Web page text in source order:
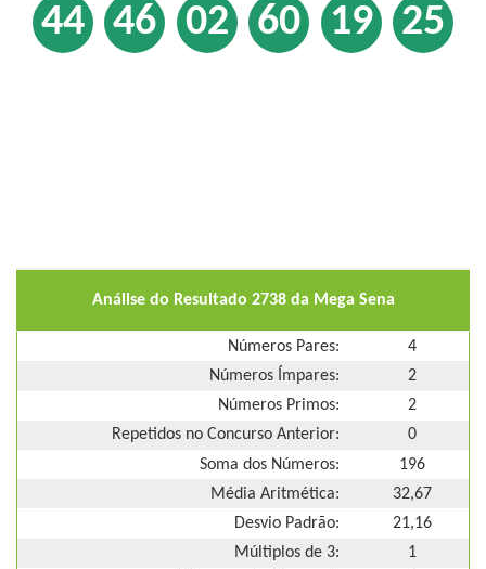
44 46 02 60 19 25
Análise do Resultado 2738 da Mega Sena
Números Pares:
4
Números Ímpares:
2
Números Primos:
2
Repetidos no Concurso Anterior:
0
Soma dos Números:
196
Média Aritmética:
32,67
Desvio Padrão:
21,16
Múltiplos de 3:
1